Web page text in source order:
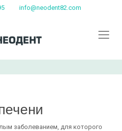
info@neodent82.com
заболеванием, для которого